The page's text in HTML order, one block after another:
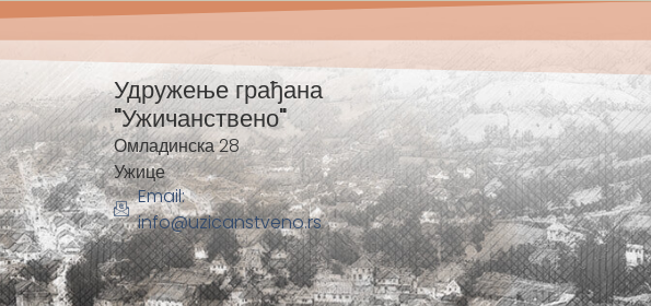
Удружење грађана
"Ужичанствено"
Омладинска 28
Ужице
Email:
info@uzicanstveno.rs